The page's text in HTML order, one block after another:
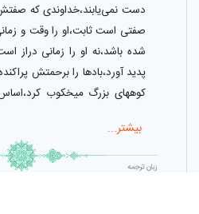
دست نمى‌يابند،خداوندى كه صفتش
صفتى است ثابت،او را وقت و
شده باشد،نه او را زمانى دراز
پديد آورد،بادها را برحمتش
كوههاى بزرگ ميخكوب
اوست،توحيد كامل خالص
اخلاص كامل اين است كه صفات
نكند زيرا كه هر صفتى گواهى
بیشتر...
زبان ترجمه